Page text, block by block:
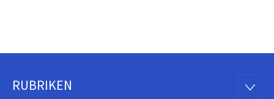
Footer
RUBRIKEN